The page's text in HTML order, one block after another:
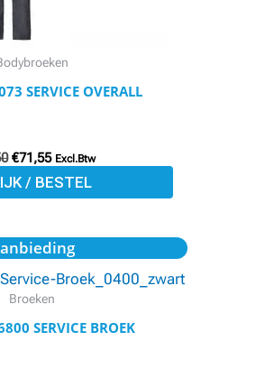
SERVICE OVERALL
€71,55 Excl.Btw
/ BESTEL
gekozen
worden
op
Broeken
SERVICE BROEK
Oorspronkelijke
prijs
was:
€74,75.
Huidige
prijs
is:
€67,27.
Dit
heeft